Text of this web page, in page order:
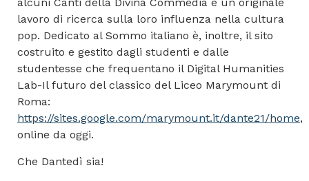
lavoro di ricerca sulla loro influenza nella cultura
pop. Dedicato al Sommo italiano è, inoltre, il sito
costruito e gestito dagli studenti e dalle
studentesse che frequentano il Digital Humanities
Lab-Il futuro del classico del Liceo Marymount di
Roma:
https://sites.google.com/marymount.it/dante21/home,
online da oggi.
Che Dantedì sia!